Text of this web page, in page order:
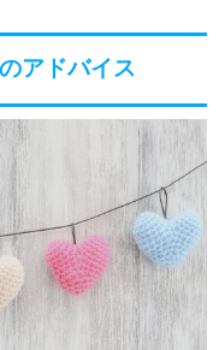
アドバイス